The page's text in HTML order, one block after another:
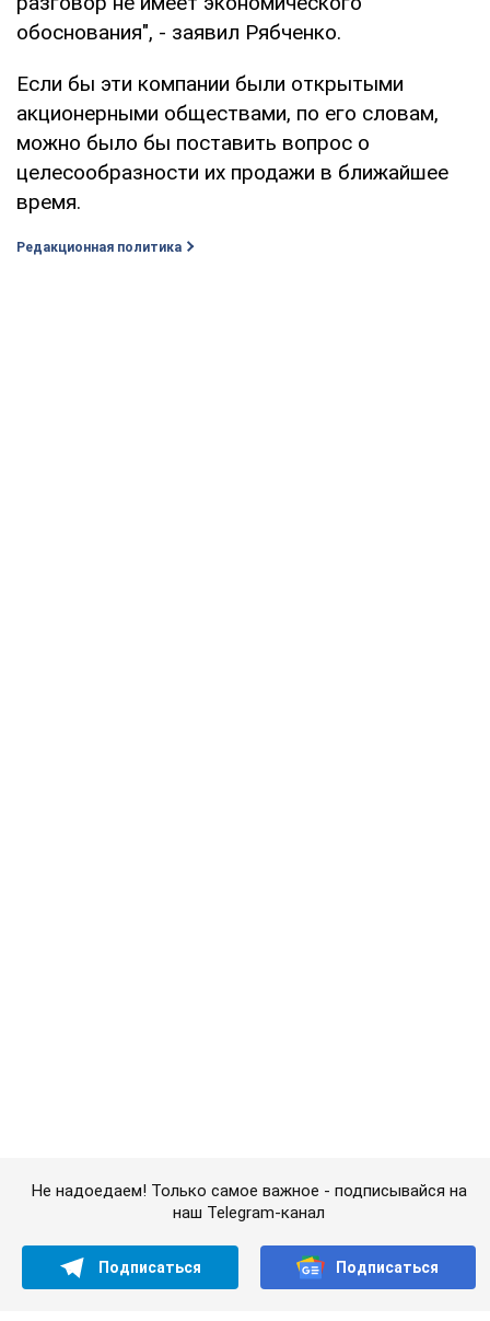
обоснования", - заявил Рябченко.
Если бы эти компании были открытыми
акционерными обществами, по его словам,
можно было бы поставить вопрос о
целесообразности их продажи в ближайшее
время.
Редакционная политика
Не надоедаем! Только самое важное - подписывайся на
наш Telegram-канал
Подписаться Подписаться